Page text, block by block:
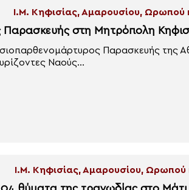
Ι.Μ. Κηφισίας, Αμαρουσίου,
Παρασκευής στη Μητρόπολη
Παρασκευής της
Ναούς...
Ι.Μ. Κηφισίας, Αμαρουσίου,